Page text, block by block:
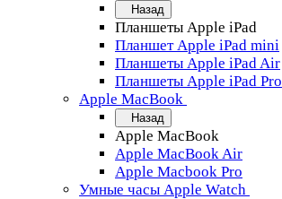
Назад
Планшеты Apple iPad
Планшет Apple iPad mini
Планшеты Apple iPad Air
Планшеты Apple iPad Pro
Apple MacBook
Назад
Apple MacBook
Apple MacBook Air
Apple Macbook Pro
Умные часы Apple Watch